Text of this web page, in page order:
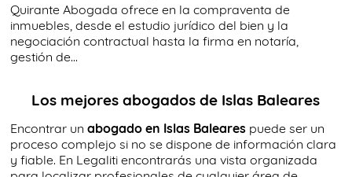
Quirante Abogada ofrece en la compraventa de
inmuebles, desde el estudio jurídico del bien y la
negociación contractual hasta la firma en notaría,
gestión de...
Los mejores abogados de Islas Baleares
Encontrar un abogado en Islas Baleares puede ser un
proceso complejo si no se dispone de información clara
y fiable. En Legaliti encontrarás una vista organizada